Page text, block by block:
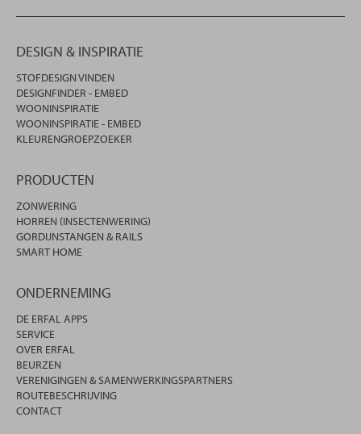
DESIGN & INSPIRATIE
STOFDESIGN VINDEN
DESIGNFINDER - EMBED
WOONINSPIRATIE
WOONINSPIRATIE - EMBED
KLEURENGROEPZOEKER
PRODUCTEN
ZONWERING
HORREN (INSECTENWERING)
GORDIJNSTANGEN & RAILS
SMART HOME
ONDERNEMING
DE ERFAL APPS
SERVICE
OVER ERFAL
BEURZEN
VERENIGINGEN & SAMENWERKINGSPARTNERS
ROUTEBESCHRIJVING
CONTACT